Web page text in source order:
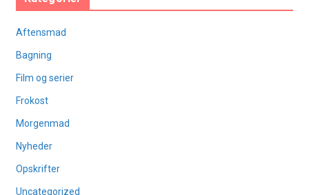
Aftensmad
Bagning
Film og serier
Frokost
Morgenmad
Nyheder
Opskrifter
Uncategorized